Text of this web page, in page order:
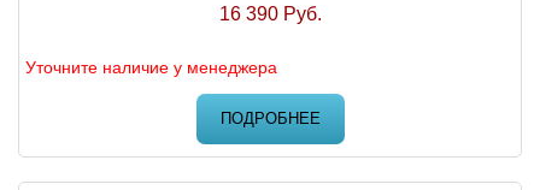
16 390 Руб.
Уточните наличие у менеджера
ПОДРОБНЕЕ